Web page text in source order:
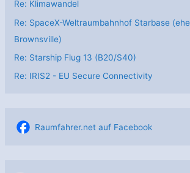
Re: Klimawandel
Re: SpaceX-Weltraumbahnhof Starbase
Brownsville)
Re: Starship Flug 13 (B20/S40)
Re: IRIS2 - EU Secure Connectivity
Raumfahrer.net auf Facebook